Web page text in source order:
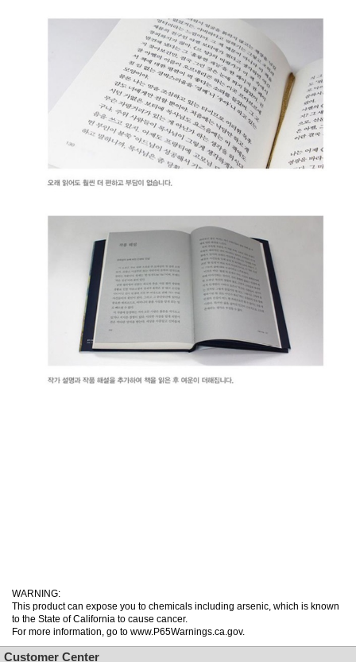
WARNING:
This product can expose you to chemicals including arsenic, which is known
to the State of California to cause cancer.
For more information, go to www.P65Warnings.ca.gov.
Customer Center